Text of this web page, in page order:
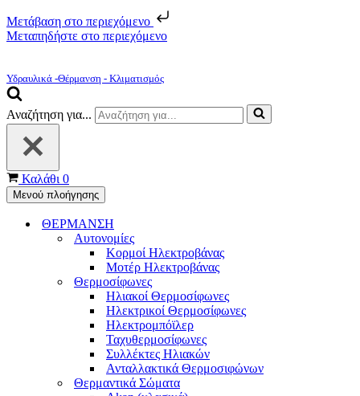
Μετάβαση στο περιεχόμενο
Μεταπηδήστε στο περιεχόμενο
Υδραυλικά -Θέρμανση - Κλιματισμός
Αναζήτηση για...
Καλάθι 0
Μενού πλοήγησης
ΘΕΡΜΑΝΣΗ
Αυτονομίες
Κορμοί Ηλεκτροβάνας
Μοτέρ Ηλεκτροβάνας
Θερμοσίφωνες
Ηλιακοί Θερμοσίφωνες
Ηλεκτρικοί Θερμοσίφωνες
Ηλεκτρομπόϊλερ
Ταχυθερμοσίφωνες
Συλλέκτες Ηλιακών
Ανταλλακτικά Θερμοσιφώνων
Θερμαντικά Σώματα